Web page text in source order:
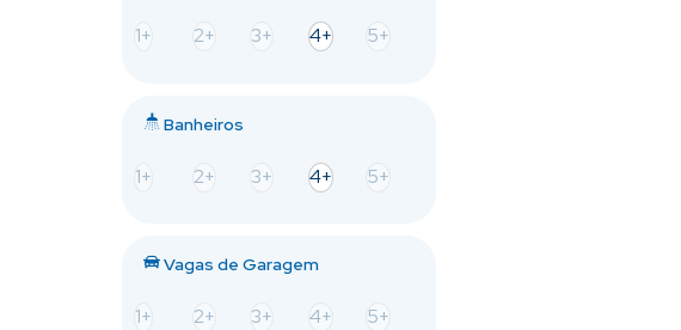
1+ 2+ 3+ 4+ 5+
Banheiros
1+ 2+ 3+ 4+ 5+
Vagas de Garagem
1+ 2+ 3+ 4+ 5+